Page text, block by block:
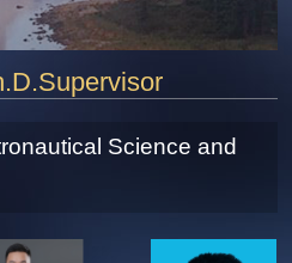
Science and